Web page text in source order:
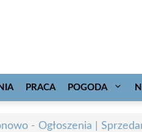
PRACA POGODA
- Ogłoszenia |